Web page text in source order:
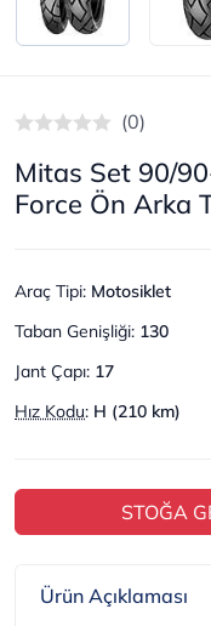
(0)
Mitas Set 90/
Force Ön Arka
Araç Tipi: Motosiklet
Taban Genişliği: 130
Jant Çapı: 17
Hız Kodu: H (210 km)
STOĞA
Ürün Açıklaması